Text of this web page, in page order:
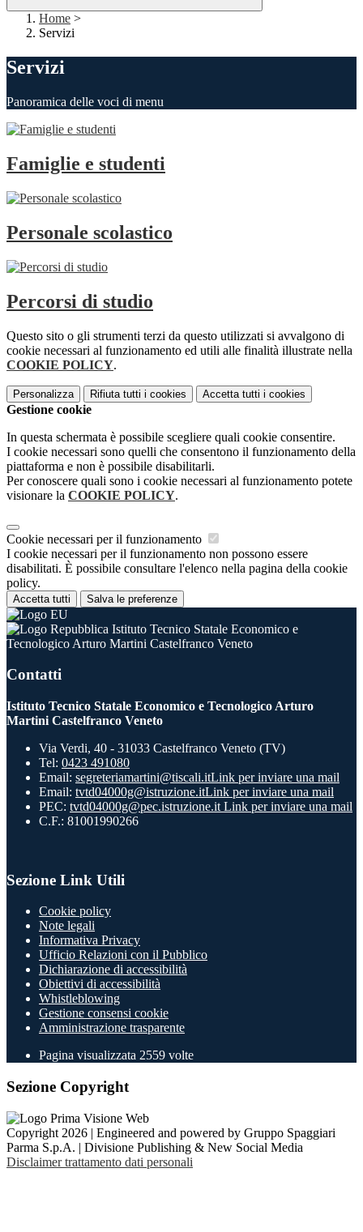
Home >
Servizi
Servizi
Panoramica delle voci di menu
Famiglie e studenti
Personale scolastico
Percorsi di studio
Questo sito o gli strumenti terzi da questo utilizzati si avvalgono di
cookie necessari al funzionamento ed utili alle finalità illustrate nella
COOKIE POLICY.
Personalizza Rifiuta tutti i cookies Accetta tutti i cookies
Gestione cookie
In questa schermata è possibile scegliere quali cookie consentire.
I cookie necessari sono quelli che consentono il funzionamento della
piattaforma e non è possibile disabilitarli.
Per conoscere quali sono i cookie necessari al funzionamento potete
visionare la COOKIE POLICY.
Cookie necessari per il funzionamento
I cookie necessari per il funzionamento non possono essere
disabilitati. È possibile consultare l'elenco nella pagina della cookie
policy.
Accetta tutti Salva le preferenze
Istituto Tecnico Statale Economico e
Tecnologico Arturo Martini Castelfranco Veneto
Contatti
Istituto Tecnico Statale Economico e Tecnologico Arturo
Martini Castelfranco Veneto
Via Verdi, 40 - 31033 Castelfranco Veneto (TV)
Tel: 0423 491080
Email: segreteriamartini@tiscali.itLink per inviare una mail
Email: tvtd04000g@istruzione.itLink per inviare una mail
PEC: tvtd04000g@pec.istruzione.it Link per inviare una mail
C.F.: 81001990266
Sezione Link Utili
Cookie policy
Note legali
Informativa Privacy
Ufficio Relazioni con il Pubblico
Dichiarazione di accessibilità
Obiettivi di accessibilità
Whistleblowing
Gestione consensi cookie
Amministrazione trasparente
Pagina visualizzata 2559 volte
Sezione Copyright
Copyright 2026 | Engineered and powered by Gruppo Spaggiari
Parma S.p.A. | Divisione Publishing & New Social Media
Disclaimer trattamento dati personali